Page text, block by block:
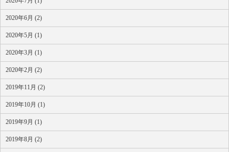
2020年6月 (2)
2020年5月 (1)
2020年3月 (1)
2020年2月 (2)
2019年11月 (2)
2019年10月 (1)
2019年9月 (1)
2019年8月 (2)